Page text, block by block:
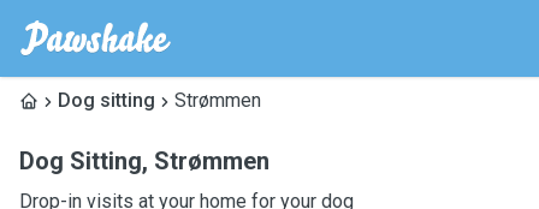
Dog sitting Strømmen
Dog Sitting, Strømmen
Drop-in visits at your home for your dog